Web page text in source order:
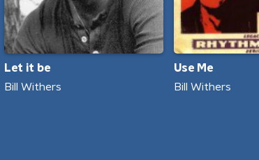
Let it be
Bill Withers
Use Me
Bill Withers